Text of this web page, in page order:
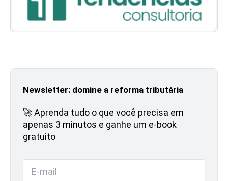
Newsletter: domine a reforma tributária
🚀 Aprenda tudo o que você precisa em
apenas 3 minutos e ganhe um e-book
gratuito